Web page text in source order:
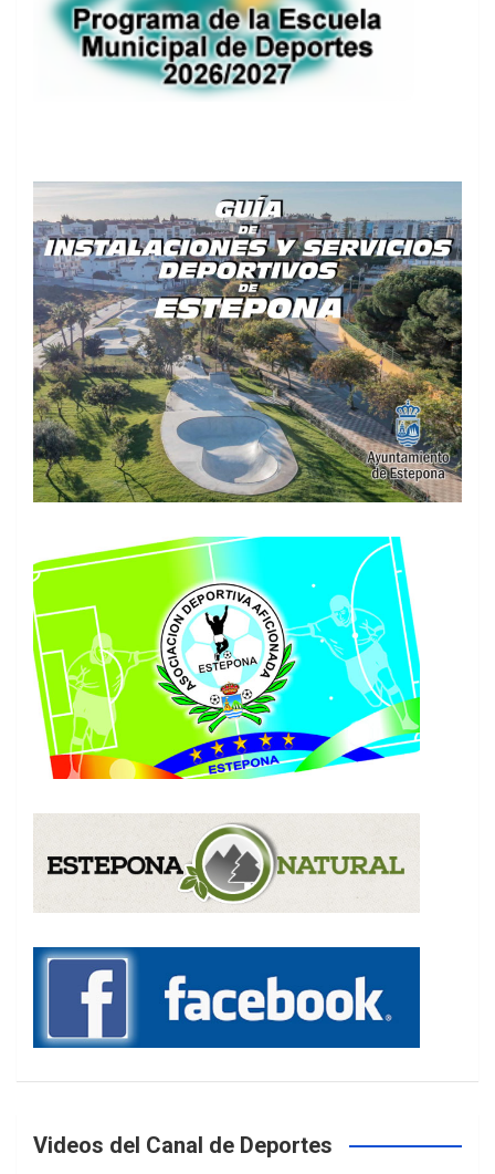
Videos del Canal de Deportes